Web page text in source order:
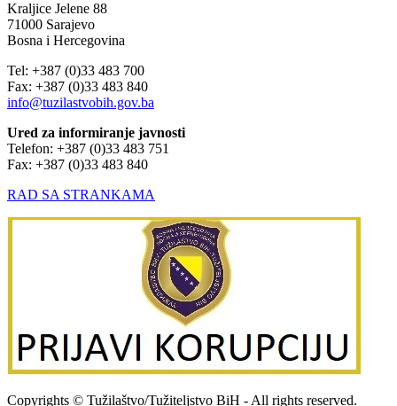
Kraljice Jelene 88
71000 Sarajevo
Bosna i Hercegovina
Tel: +387 (0)33 483 700
Fax: +387 (0)33 483 840
info@tuzilastvobih.gov.ba
Ured za informiranje javnosti
Telefon: +387 (0)33 483 751
Fax: +387 (0)33 483 840
RAD SA STRANKAMA
Copyrights © Tužilaštvo/Tužiteljstvo BiH - All rights reserved.